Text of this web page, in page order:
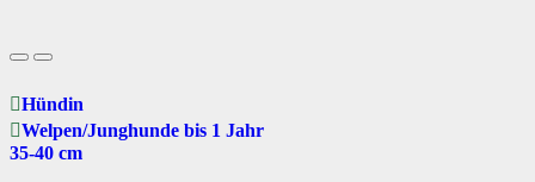
Hündin
Welpen/Junghunde bis 1 Jahr
35-40 cm